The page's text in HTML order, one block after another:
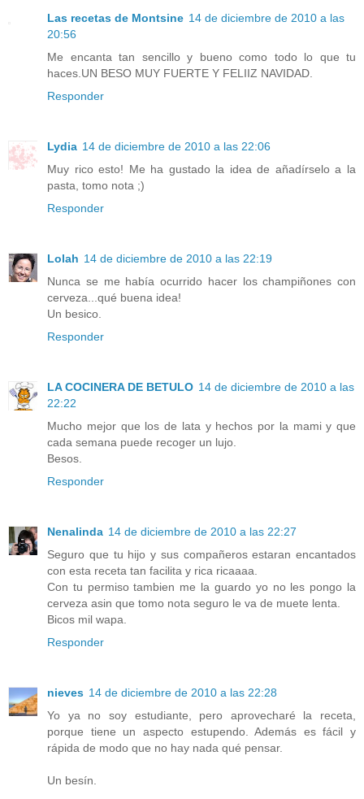
Las recetas de Montsine 14 de diciembre de 2010 a las
20:56
Me encanta tan sencillo y bueno como todo lo que tu
haces.UN BESO MUY FUERTE Y FELIIZ NAVIDAD.
Responder
Lydia 14 de diciembre de 2010 a las 22:06
Muy rico esto! Me ha gustado la idea de añadírselo a la
pasta, tomo nota ;)
Responder
Lolah 14 de diciembre de 2010 a las 22:19
Nunca se me había ocurrido hacer los champiñones con
cerveza...qué buena idea!
Un besico.
Responder
LA COCINERA DE BETULO 14 de diciembre de 2010 a las
22:22
Mucho mejor que los de lata y hechos por la mami y que
cada semana puede recoger un lujo.
Besos.
Responder
Nenalinda 14 de diciembre de 2010 a las 22:27
Seguro que tu hijo y sus compañeros estaran encantados
con esta receta tan facilita y rica ricaaaa.
Con tu permiso tambien me la guardo yo no les pongo la
cerveza asin que tomo nota seguro le va de muete lenta.
Bicos mil wapa.
Responder
nieves 14 de diciembre de 2010 a las 22:28
Yo ya no soy estudiante, pero aprovecharé la receta,
porque tiene un aspecto estupendo. Además es fácil y
rápida de modo que no hay nada qué pensar.
Un besín.